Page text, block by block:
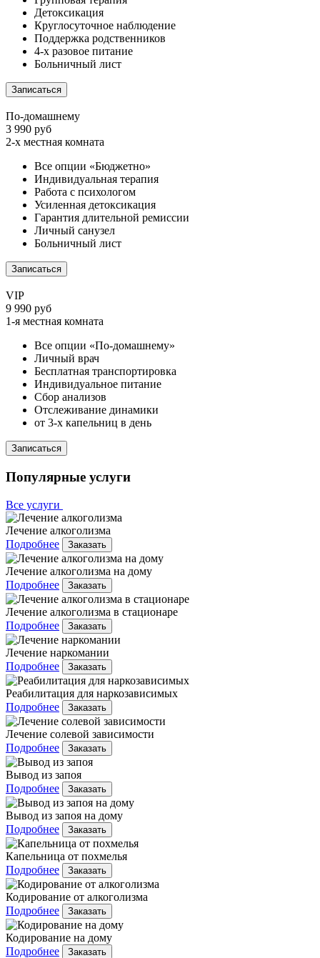
Детоксикация
Круглосуточное наблюдение
Поддержка родственников
4-х разовое питание
Больничный лист
Записаться
По-домашнему
3 990 руб
2-х местная комната
Все опции «Бюджетно»
Индивидуальная терапия
Работа с психологом
Усиленная детоксикация
Гарантия длительной ремиссии
Личный санузел
Больничный лист
Записаться
VIP
9 990 руб
1-я местная комната
Все опции «По-домашнему»
Личный врач
Бесплатная транспортировка
Индивидуальное питание
Сбор анализов
Отслеживание динамики
от 3-х капельниц в день
Записаться
Популярные услуги
Все услуги
Лечение алкоголизма
Подробнее
Заказать
Лечение алкоголизма на дому
Подробнее
Заказать
Лечение алкоголизма в стационаре
Подробнее
Заказать
Лечение наркомании
Подробнее
Заказать
Реабилитация для наркозависимых
Подробнее
Заказать
Лечение солевой зависимости
Подробнее
Заказать
Вывод из запоя
Подробнее
Заказать
Вывод из запоя на дому
Подробнее
Заказать
Капельница от похмелья
Подробнее
Заказать
Кодирование от алкоголизма
Подробнее
Заказать
Кодирование на дому
Подробнее
Заказать